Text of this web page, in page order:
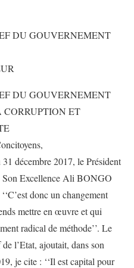
DU GOUVERNEMENT
DU GOUVERNEMENT
ET
décembre 2017, le Président
Son Excellence Ali BONGO
donc un changement
mettre en œuvre et qui
radical de méthode’’. Le
l’Etat, ajoutait, dans son
je cite : ‘‘Il est capital pour